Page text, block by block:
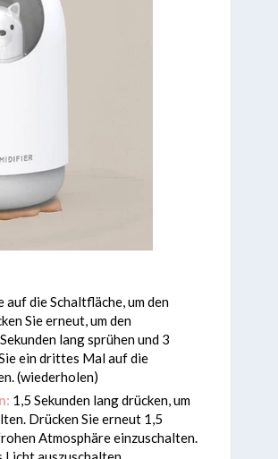
auf die Schaltfläche, um den
Sie erneut, um den
lang sprühen und 3
ein drittes Mal auf die
(wiederholen)
1,5 Sekunden lang drücken, um
Drücken Sie erneut 1,5
Atmosphäre einzuschalten.